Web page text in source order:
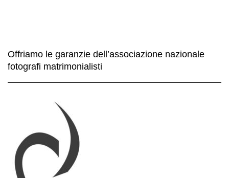
Offriamo le garanzie dell’associazione nazionale
fotografi matrimonialisti